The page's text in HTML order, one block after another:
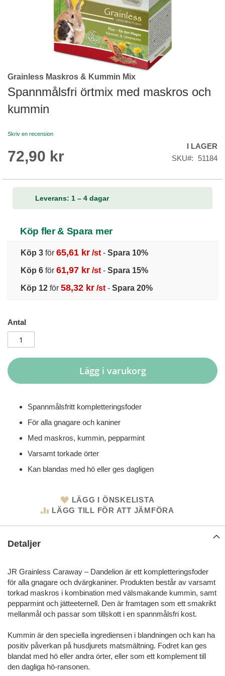
Skip
to
the
beginning
the
gallery
Grainless Maskros & Kummin Mix
Spannmålsfri örtmix med maskros och
kummin
Skriv en recension
72,90 kr
I LAGER
SKU
51184
Leverans: 1 – 4 dagar
Köp fler & Spara mer
Köp 3 för 65,61 kr /st - Spara 10%
Köp 6 för 61,97 kr /st - Spara 15%
Köp 12 för 58,32 kr /st - Spara 20%
Antal
Lägg i varukorg
Spannmålsfritt kompletteringsfoder
För alla gnagare och kaniner
Med maskros, kummin, pepparmint
Varsamt torkade örter
Kan blandas med hö eller ges dagligen
LÄGG I ÖNSKELISTA
LÄGG TILL FÖR ATT JÄMFÖRA
Detaljer
JR Grainless Caraway – Dandelion är ett kompletteringsfoder
för alla gnagare och dvärgkaniner. Produkten består av varsamt
torkad maskros i kombination med välsmakande kummin, samt
pepparmint och jätteeternell. Den är framtagen som ett smakrikt
mellanmål och passar som tillskott i en spannmålsfri kost.
Kummin är den speciella ingrediensen i blandningen och kan ha
positiv påverkan på husdjurets matsmältning. Fodret kan ges
blandat med hö eller andra örter, eller som ett komplement till
den dagliga hö-ransonen.